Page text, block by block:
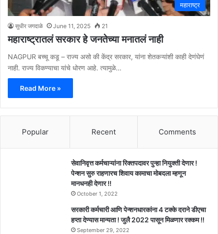
महाराष्ट्र
सुधीर जगदाळे June 11, 2025 21
महाराष्ट्रातलं सरकार हे जनतेच्या मनातलं नाही
NAGPUR बच्चू कडू – राज्य असो की केंद्र सरकार, यांना शेतकऱ्यांशी काही देणंघेणं
नाही. राज्य विकण्याचा यांचे धोरण आहे. त्यामुळे…
Read More »
Popular Recent Comments
सेवानिवृत्त कर्मचाऱ्यांना रिक्तपदावर पुन्हा नियुक्ती देणार !
पेन्शन सुरु राहणारच शिवाय कामाचा मोबदला म्हणून
मानधनही देणार !!
October 1, 2022
सरकारी कर्मचारी आणि पेन्शनधारकांना 4 टक्के दराने डीएचा
हप्ता देण्यास मान्यता ! जुलै 2022 पासून मिळणार रक्कम !!
September 29, 2022